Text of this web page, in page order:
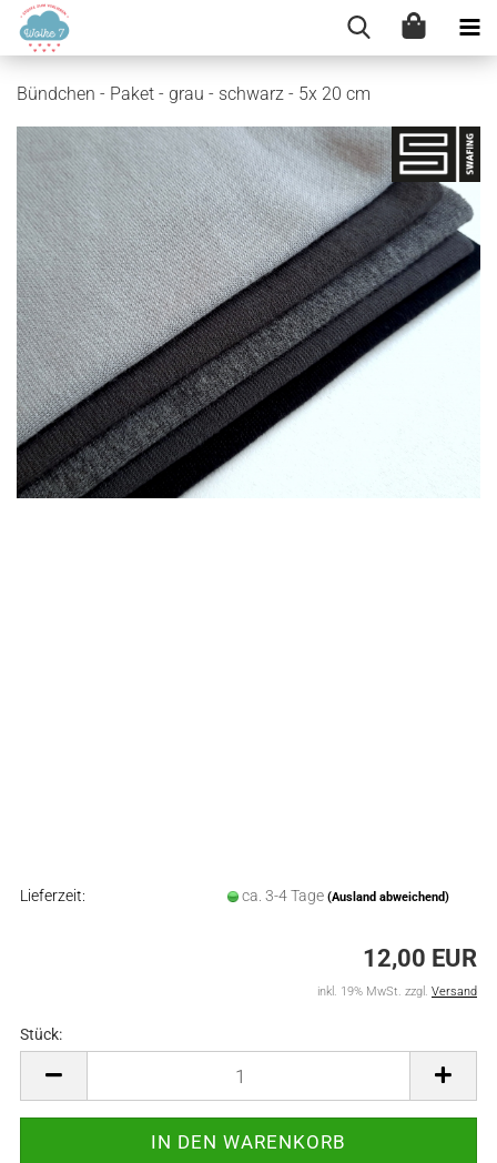
Bündchen - Paket - grau - schwarz - 5x 20 cm
Lieferzeit: ca. 3-4 Tage (Ausland abweichend)
12,00 EUR
inkl. 19% MwSt. zzgl. Versand
Stück: